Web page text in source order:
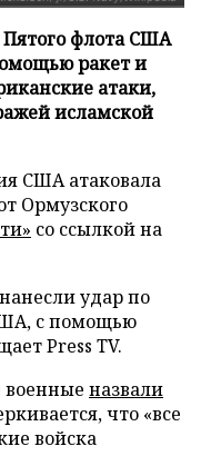
флота США
ракет и
атаки,
исламской
США атаковала
Ормузского
со ссылкой на
удар по
с помощью
Press TV.
военные назвали
что «все
войска